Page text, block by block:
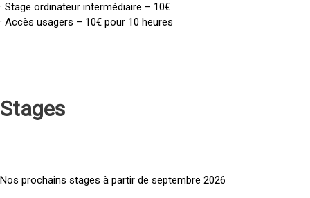
· Stage ordinateur intermédiaire – 10€
· Accès usagers – 10€ pour 10 heures
Stages
Nos prochains stages à partir de septembre 2026